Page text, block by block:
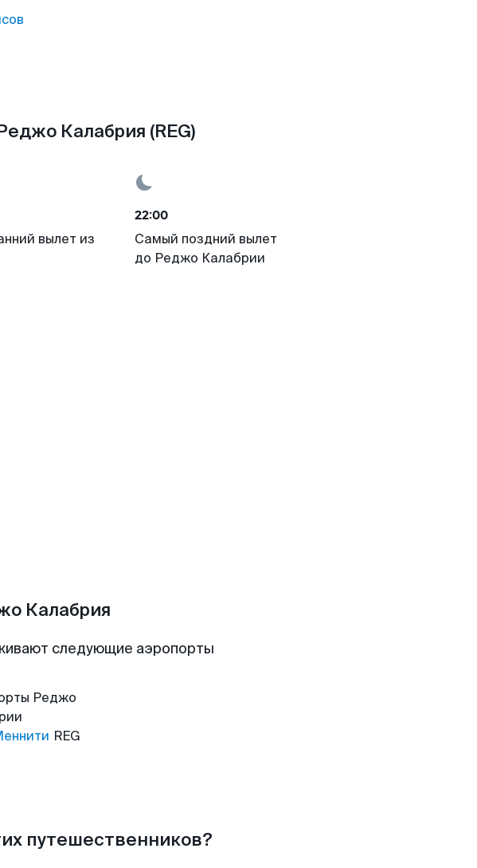
Калабрия (REG)
вылет из
22:00
Самый поздний вылет
до Реджо Калабрии
Калабрия
следующие аэропорты
Реджо
REG
путешественников?